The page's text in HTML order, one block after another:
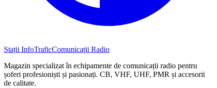
Stații InfoTraficComunicații Radio
Magazin specializat în echipamente de comunicații radio pentru
șoferi profesioniști și pasionați. CB, VHF, UHF, PMR și accesorii
de calitate.